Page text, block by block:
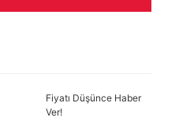
Fiyatı Düşünce Haber
Ver!